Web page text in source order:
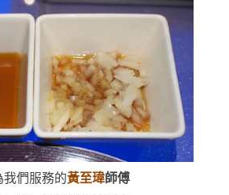
我們服務的黃至瑋師傅